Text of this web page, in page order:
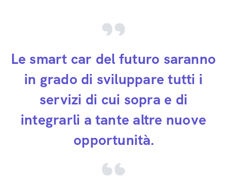
Le smart car del futuro saranno
in grado di sviluppare tutti i
servizi di cui sopra e di
integrarli a tante altre nuove
opportunità.